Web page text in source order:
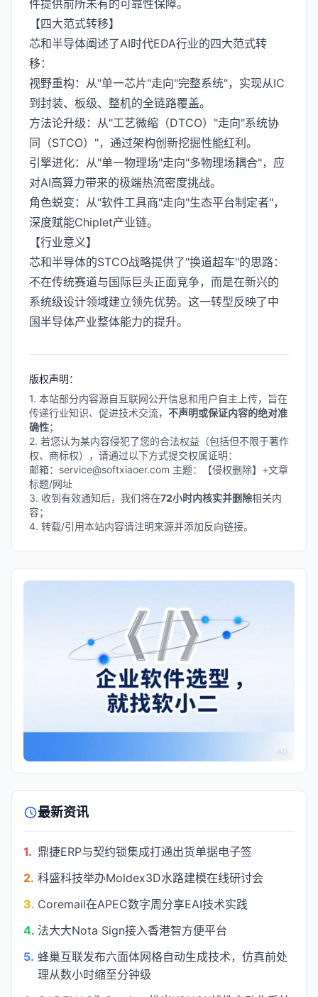
件提供前所未有的可靠性保障。
【四大范式转移】
芯和半导体阐述了AI时代EDA行业的四大范式转
移：
视野重构：从"单一芯片"走向"完整系统"，实现从IC
到封装、板级、整机的全链路覆盖。
方法论升级：从"工艺微缩（DTCO）"走向"系统协
同（STCO）"，通过架构创新挖掘性能红利。
引擎进化：从"单一物理场"走向"多物理场耦合"，应
对AI高算力带来的极端热流密度挑战。
角色蜕变：从"软件工具商"走向"生态平台制定者"，
深度赋能Chiplet产业链。
【行业意义】
芯和半导体的STCO战略提供了"换道超车"的思路：
不在传统赛道与国际巨头正面竞争，而是在新兴的
系统级设计领域建立领先优势。这一转型反映了中
国半导体产业整体能力的提升。
版权声明：
1. 本站部分内容源自互联网公开信息和用户自主上传，旨在
传递行业知识、促进技术交流， 不声明或保证内容的绝对准
确性；
2. 若您认为某内容侵犯了您的合法权益（包括但不限于著作
权、商标权），请通过以下方式提交权属证明：
邮箱：service@softxiaoer.com 主题：【侵权删除】+文章
标题/网址
3. 收到有效通知后，我们将在72小时内核实并删除相关内
容；
4. 转载/引用本站内容请注明来源并添加反向链接。
AD
最新资讯
1. 鼎捷ERP与契约锁集成打通出货单据电子签
2. 科盛科技举办Moldex3D水路建模在线研讨会
3. Coremail在APEC数字周分享EAI技术实践
4. 法大大Nota Sign接入香港智方便平台
5. 蜂巢互联发布六面体网格自动生成技术，仿真前处
理从数小时缩至分钟级